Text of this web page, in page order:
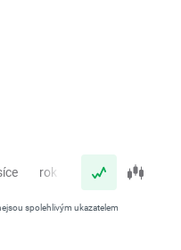
rok
spolehlivým ukazatelem